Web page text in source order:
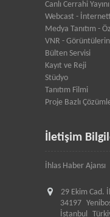
Canlı Cerrahi Yayını
Webcast -
Medya Tanıtım -
VNR -
Bülten Servisi
Kayıt ve Reji
Stüdyo
Tanıtım Filmi
Proje Bazlı
İletişim
İhlas Haber Ajansı
29 Ekim Cad.
34197
İstanbul